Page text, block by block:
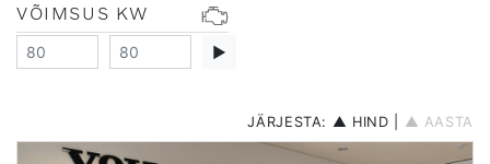
VÕIMSUS KW
▶
JÄRJESTA: ▲ HIND ▲ AASTA